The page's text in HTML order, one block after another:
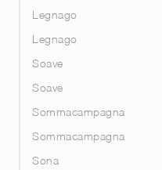
Legnago
Legnago
Soave
Soave
Sommacampagna
Sommacampagna
Sona